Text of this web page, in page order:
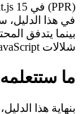
لوحة
الشخصي
ستكون قادرًا